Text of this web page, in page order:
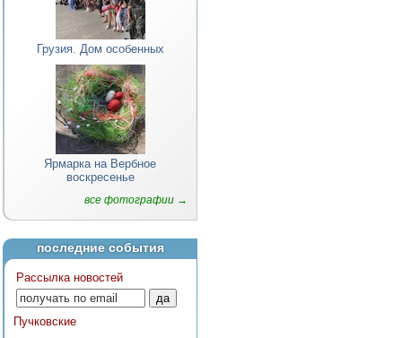
Грузия. Дом особенных
Ярмарка на Вербное
воскресенье
все фотографии →
последние события
Рассылка новостей
Пучковские